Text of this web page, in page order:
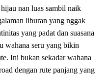
nan luas sambil naik
liburan yang nggak
yang padat dan suasana
wahana seru yang bikin
Ini bukan sekadar wahana
dengan rute panjang yang